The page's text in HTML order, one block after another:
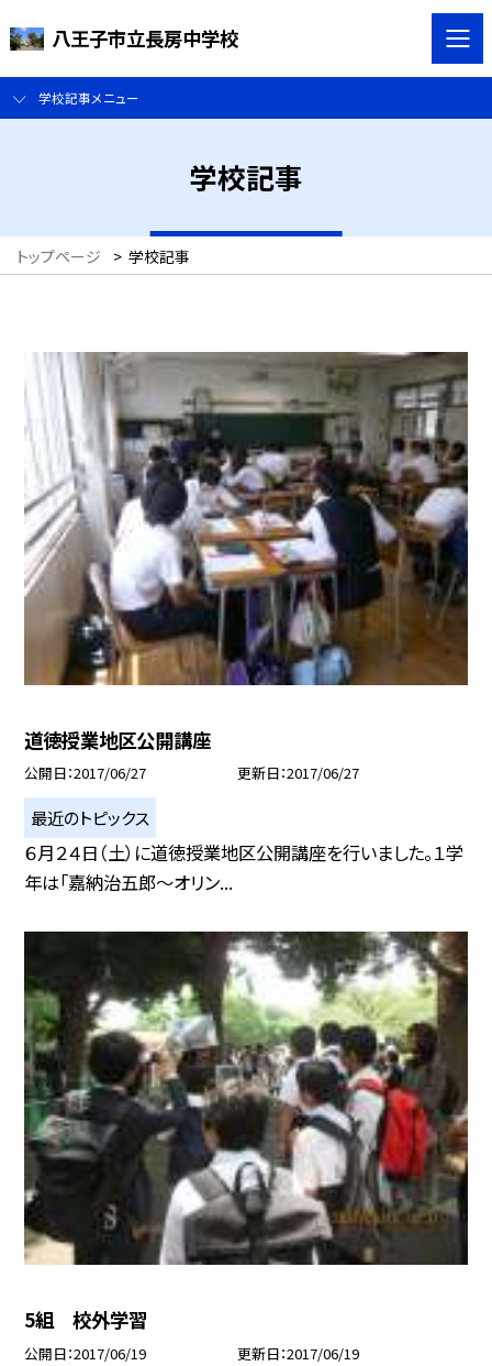
八王子市立長房中学校
学校記事メニュー
学校記事
トップページ > 学校記事
道徳授業地区公開講座
公開日 2017/06/27 更新日 2017/06/27
最近のトピックス
６月２４日（土）に道徳授業地区公開講座を行いました。１学
年は「嘉納治五郎〜オリン...
5組 校外学習
公開日 2017/06/19 更新日 2017/06/19